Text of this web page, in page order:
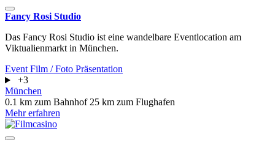
Fancy Rosi Studio
Das Fancy Rosi Studio ist eine wandelbare Eventlocation am
Viktualienmarkt in München.
Event Film / Foto Präsentation
+3
München
0.1 km zum Bahnhof 25 km zum Flughafen
Mehr erfahren